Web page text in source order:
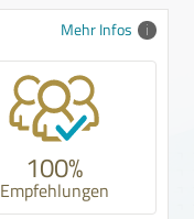
Mehr Infos
100%
Empfehlungen